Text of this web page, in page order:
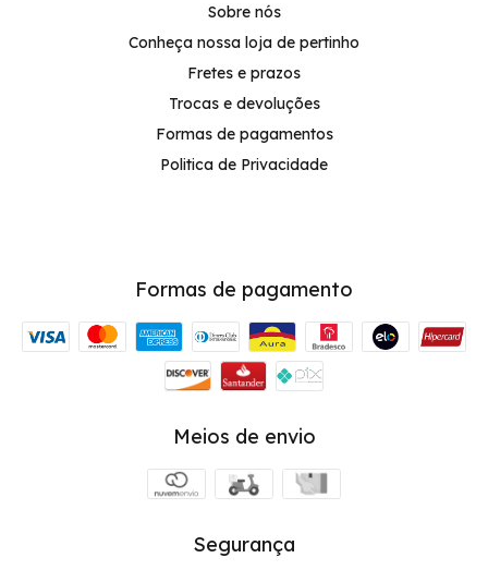
Sobre nós
Conheça nossa loja de pertinho
Fretes e prazos
Trocas e devoluções
Formas de pagamentos
Politica de Privacidade
Formas de pagamento
Meios de envio
Segurança